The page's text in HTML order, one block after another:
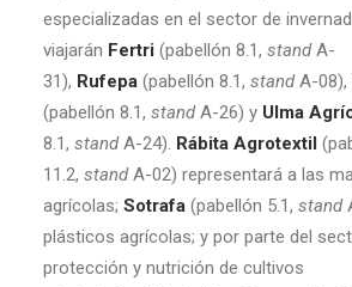
especializadas en el sector de
viajarán Fertri (pabellón 8.1, standA-
31), Rufepa (pabellón 8.1, standA-08),
(pabellón 8.1, standA-26) y Ulma
8.1, standA-24). Rábita Agrotextil
11.2, standA-02) representará a las
agrícolas; Sotrafa (pabellón 5.1, stand
plásticos agrícolas; y por parte del
protección y nutrición de cultivos